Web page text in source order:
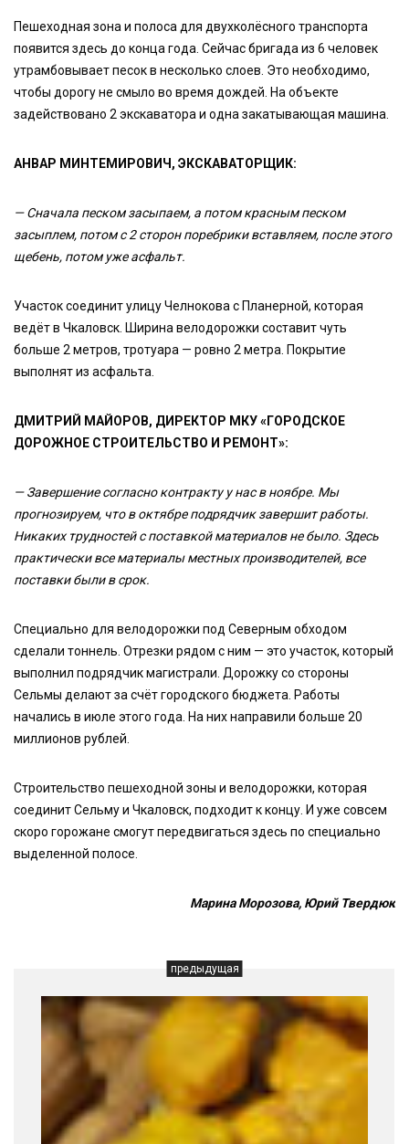
Пешеходная зона и полоса для двухколёсного транспорта
появится здесь до конца года. Сейчас бригада из 6 человек
утрамбовывает песок в несколько слоев. Это необходимо,
чтобы дорогу не смыло во время дождей. На объекте
задействовано 2 экскаватора и одна закатывающая машина.
АНВАР МИНТЕМИРОВИЧ, ЭКСКАВАТОРЩИК:
— Сначала песком засыпаем, а потом красным песком
засыплем, потом с 2 сторон поребрики вставляем, после этого
щебень, потом уже асфальт.
Участок соединит улицу Челнокова с Планерной, которая
ведёт в Чкаловск. Ширина велодорожки составит чуть
больше 2 метров, тротуара — ровно 2 метра. Покрытие
выполнят из асфальта.
ДМИТРИЙ МАЙОРОВ, ДИРЕКТОР МКУ «ГОРОДСКОЕ
ДОРОЖНОЕ СТРОИТЕЛЬСТВО И РЕМОНТ»:
— Завершение согласно контракту у нас в ноябре. Мы
прогнозируем, что в октябре подрядчик завершит работы.
Никаких трудностей с поставкой материалов не было. Здесь
практически все материалы местных производителей, все
поставки были в срок.
Специально для велодорожки под Северным обходом
сделали тоннель. Отрезки рядом с ним — это участок, который
выполнил подрядчик магистрали. Дорожку со стороны
Сельмы делают за счёт городского бюджета. Работы
начались в июле этого года. На них направили больше 20
миллионов рублей.
Строительство пешеходной зоны и велодорожки, которая
соединит Сельму и Чкаловск, подходит к концу. И уже совсем
скоро горожане смогут передвигаться здесь по специально
выделенной полосе.
Марина Морозова, Юрий Твердюк
предыдущая